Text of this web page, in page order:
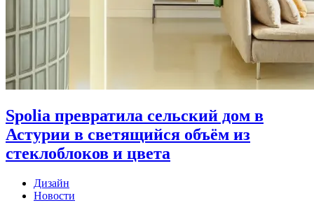
Spolia превратила сельский дом в
Астурии в светящийся объём из
стеклоблоков и цвета
Дизайн
Новости